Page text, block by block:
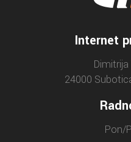
Internet
24000
Pon/